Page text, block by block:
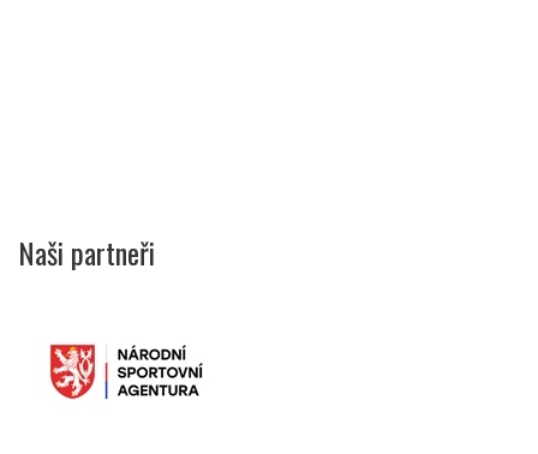
Naši partneři